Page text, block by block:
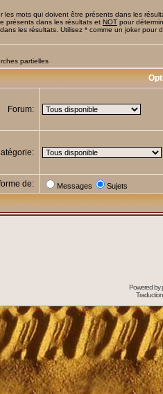
les mots qui doivent être présents dans les
présents dans les résultats et NOT pour
les résultats. Utilisez * comme un joker pour
partielles
Forum:
de: Messages Sujets
Powered by